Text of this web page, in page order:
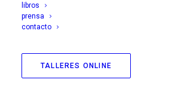
libros
prensa
contacto
TALLERES ONLINE
Se habla con frecuencia en el medio
retroceso de lo público, inundado por la
mercado. Aún así, ¿es posible un arte
crear desde y para el público? En todo